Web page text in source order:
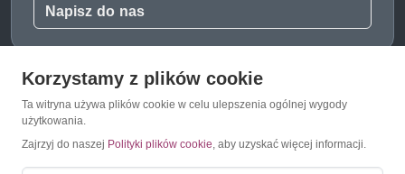
Napisz do nas
O Znaczkopol.pl
O nas
Korzystamy z plików cookie
Ta witryna używa plików cookie w celu ulepszenia ogólnej wygody
użytkowania.
Zajrzyj do naszej Polityki plików cookie, aby uzyskać więcej informacji.